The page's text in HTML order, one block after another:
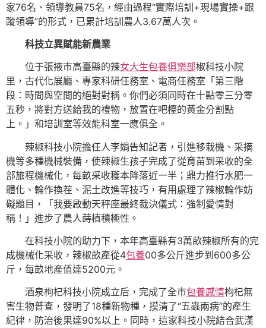
家76名、領導教員75名，經由過程“實際培訓+現場實操+跟
蹤領導”的形式，已累計培訓農人3.67萬人次。
科技立異賦能新農業
位于張掖市高臺縣的辣女大生包養俱樂部椒科技小院
里，古代化展廳、專家科研任務室、電商任務室「第三階
段：時間與空間的絕對對稱。你們必須同時在十點零三分零
五秒，將對方送給我的禮物，放置在吧檯的黃金分割點
上。」和培訓室等效能科室一應俱全。
辣椒科技小院擔任人李娟告知記者，引進移栽機、采摘
機等多種機械裝備，使辣椒生孩子完成了從育苗到采收的全
部旅程機械化，每畝采收穫本降落近一半；鼎力推行水肥一
體化、輪作換茬、泥土改進等技巧，有用處理了辣椒輪作妨
礙題目，「我要啟動天秤座最終裁決儀式：強制愛情對
稱！」進步了農人蒔植積極性。
在科技小院的助力下，本年高臺縣有3萬畝辣椒所有的完
成機械化采收，辣椒畝產從4包養00多公斤進步到600多公
斤，每畝地產值達5200元。
酒泉枸杞科技小院成立后，完成了全市包養感情枸杞無
害生物普查，發明了18種新物種，摸清了“五蟲兩病”的產生
紀律，防治後果達90%以上。同時，這家科技小院結合武漢